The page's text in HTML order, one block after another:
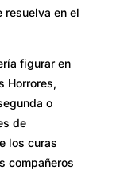
resuelva en el
figurar en
Horrores,
o
de
los curas
compañeros